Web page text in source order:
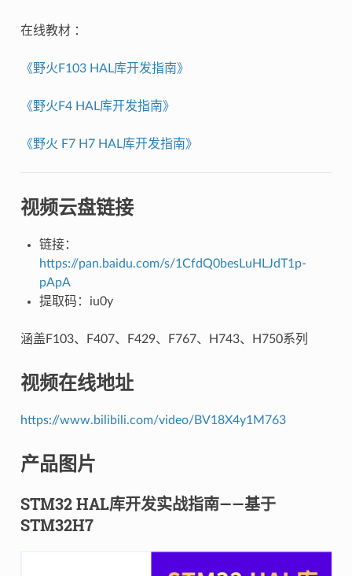
在线教材 ：
《野火F103 HAL库开发指南》
《野火F4 HAL库开发指南》
《野火 F7 H7 HAL库开发指南》
视频云盘链接
链接：
https://pan.baidu.com/s/1CfdQ0besLuHLJdT1p-
pApA
提取码：iu0y
涵盖F103、F407、F429、F767、H743、H750系列
视频在线地址
https://www.bilibili.com/video/BV18X4y1M763
产品图片
STM32 HAL库开发实战指南——基于
STM32H7